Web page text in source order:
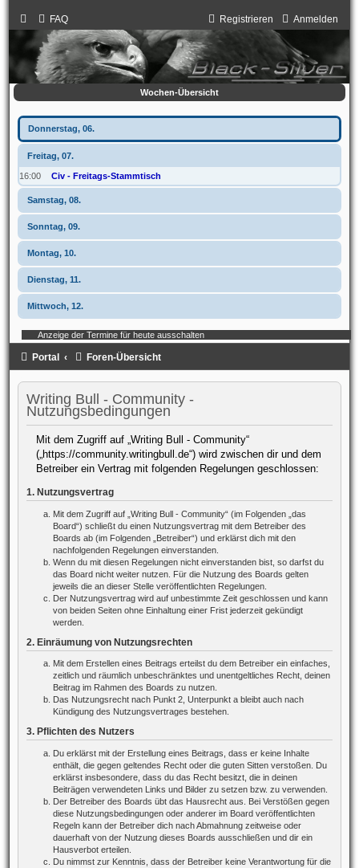
FAQ Anmelden
Registrieren
Wochen-Übersicht
Donnerstag, 06.
Freitag, 07.
16:00 Civ - Freitags-Stammtisch
Samstag, 08.
Sonntag, 09.
Montag, 10.
Dienstag, 11.
Mittwoch, 12.
Anzeige der Termine für heute ausschalten
Portal Foren-Übersicht
Writing Bull - Community -
Nutzungsbedingungen
Mit dem Zugriff auf „Writing Bull - Community“
(„https://community.writingbull.de“) wird zwischen dir und dem
Betreiber ein Vertrag mit folgenden Regelungen geschlossen:
1. Nutzungsvertrag
Mit dem Zugriff auf „Writing Bull - Community“ (im Folgenden „das
Board“) schließt du einen Nutzungsvertrag mit dem Betreiber des
Boards ab (im Folgenden „Betreiber“) und erklärst dich mit den
nachfolgenden Regelungen einverstanden.
Wenn du mit diesen Regelungen nicht einverstanden bist, so darfst du
das Board nicht weiter nutzen. Für die Nutzung des Boards gelten
jeweils die an dieser Stelle veröffentlichten Regelungen.
Der Nutzungsvertrag wird auf unbestimmte Zeit geschlossen und kann
von beiden Seiten ohne Einhaltung einer Frist jederzeit gekündigt
werden.
2. Einräumung von Nutzungsrechten
Mit dem Erstellen eines Beitrags erteilst du dem Betreiber ein einfaches,
zeitlich und räumlich unbeschränktes und unentgeltliches Recht, deinen
Beitrag im Rahmen des Boards zu nutzen.
Das Nutzungsrecht nach Punkt 2, Unterpunkt a bleibt auch nach
Kündigung des Nutzungsvertrages bestehen.
3. Pflichten des Nutzers
Du erklärst mit der Erstellung eines Beitrags, dass er keine Inhalte
enthält, die gegen geltendes Recht oder die guten Sitten verstoßen. Du
erklärst insbesondere, dass du das Recht besitzt, die in deinen
Beiträgen verwendeten Links und Bilder zu setzen bzw. zu verwenden.
Der Betreiber des Boards übt das Hausrecht aus. Bei Verstößen gegen
diese Nutzungsbedingungen oder anderer im Board veröffentlichten
Regeln kann der Betreiber dich nach Abmahnung zeitweise oder
dauerhaft von der Nutzung dieses Boards ausschließen und dir ein
Hausverbot erteilen.
Du nimmst zur Kenntnis, dass der Betreiber keine Verantwortung für die